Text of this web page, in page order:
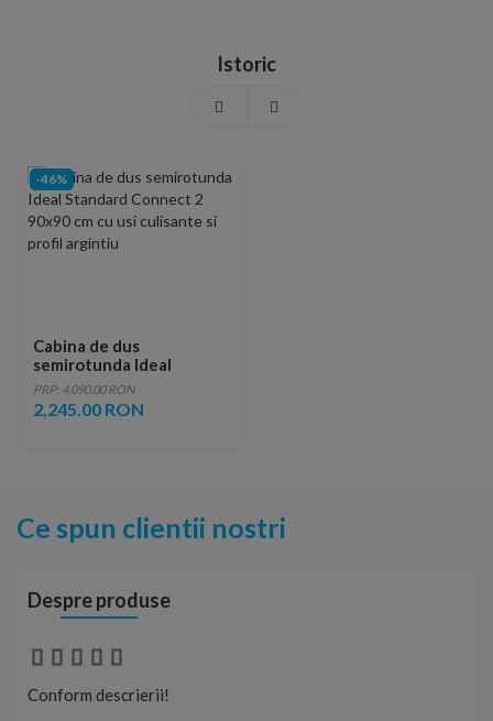
Istoric
-46%
Cabina de dus
semirotunda Ideal
Standard Connect 2
90x90 cm cu usi
culisante si profil
PRP: 4,090.00 RON
2,245.00 RON
Ce spun clientii nostri
Despre produse